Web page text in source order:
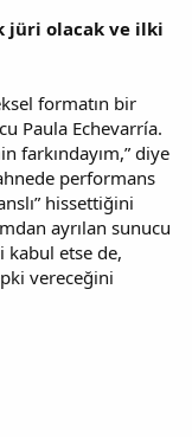
jüri olacak ve ilki
formatın bir
Paula Echevarría.
farkındayım,” diye
performans
hissettiğini
ayrılan sunucu
kabul etse de,
vereceğini